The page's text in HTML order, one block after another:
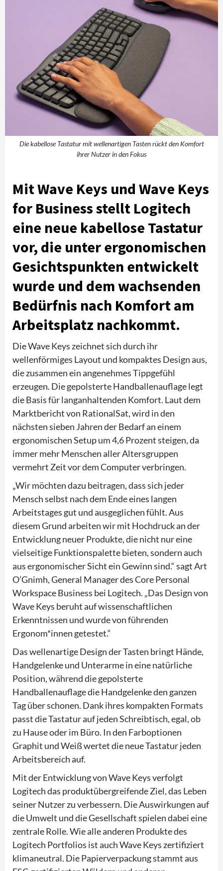
Die kabellose Tastatur mit wellenartigen Tasten rückt den Komfort
ihrer Nutzer in den Fokus
Mit Wave Keys und Wave Keys
for Business stellt Logitech
eine neue kabellose Tastatur
vor, die unter ergonomischen
Gesichtspunkten entwickelt
wurde und dem wachsenden
Bedürfnis nach Komfort am
Arbeitsplatz nachkommt.
Die Wave Keys zeichnet sich durch ihr
wellenförmiges Layout und kompaktes Design aus,
die zusammen ein angenehmes Tippgefühl
erzeugen. Die gepolsterte Handballenauflage legt
die Basis für langanhaltenden Komfort. Laut dem
Marktbericht von RationalSat, wird in den
nächsten sieben Jahren der Bedarf an einem
ergonomischen Setup um 4,6 Prozent steigen, da
immer mehr Menschen aller Altersgruppen
vermehrt Zeit vor dem Computer verbringen.
„Wir möchten dazu beitragen, dass sich jeder
Mensch selbst nach dem Ende eines langen
Arbeitstages gut und ausgeglichen fühlt. Aus
diesem Grund arbeiten wir mit Hochdruck an der
Entwicklung neuer Produkte, die nicht nur eine
vielseitige Funktionspalette bieten, sondern auch
aus ergonomischer Sicht ein Gewinn sind.“ sagt Art
O’Gnimh, General Manager des Core Personal
Workspace Business bei Logitech. „Das Design von
Wave Keys beruht auf wissenschaftlichen
Erkenntnissen und wurde von führenden
Ergonom*innen getestet.“
Das wellenartige Design der Tasten bringt Hände,
Handgelenke und Unterarme in eine natürliche
Position, während die gepolsterte
Handballenauflage die Handgelenke den ganzen
Tag über schonen. Dank ihres kompakten Formats
passt die Tastatur auf jeden Schreibtisch, egal, ob
zu Hause oder im Büro. In den Farboptionen
Graphit und Weiß wertet die neue Tastatur jeden
Arbeitsbereich auf.
Mit der Entwicklung von Wave Keys verfolgt
Logitech das produktübergreifende Ziel, das Leben
seiner Nutzer zu verbessern. Die Auswirkungen auf
die Umwelt und die Gesellschaft spielen dabei eine
zentrale Rolle. Wie alle anderen Produkte des
Logitech Portfolios ist auch Wave Keys zertifiziert
klimaneutral. Die Papierverpackung stammt aus